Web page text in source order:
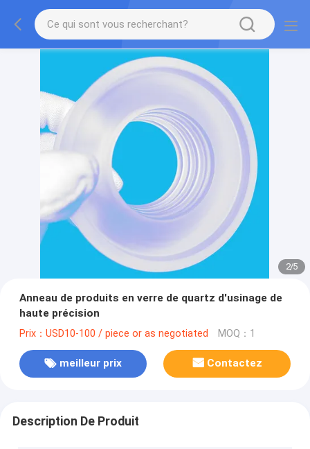
2/5
Anneau de produits en verre de quartz d'usinage de
haute précision
Prix：USD10-100 / piece or as negotiated MOQ：1
meilleur prix Contactez
Description De Produit